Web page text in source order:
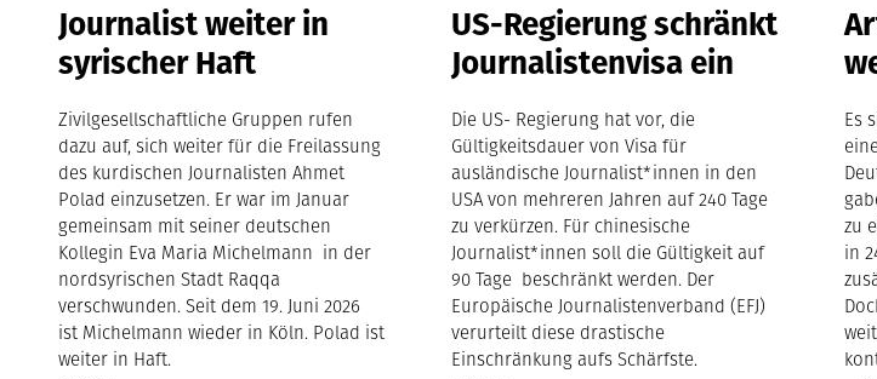
Journalist weiter in
syrischer Haft
Zivilgesellschaftliche Gruppen rufen
dazu auf, sich weiter für die Freilassung
des kurdischen Journalisten Ahmet
Polad einzusetzen. Er war im Januar
gemeinsam mit seiner deutschen
Kollegin Eva Maria Michelmann in der
nordsyrischen Stadt Raqqa
verschwunden. Seit dem 19. Juni 2026
ist Michelmann wieder in Köln. Polad ist
weiter in Haft.
US-Regierung schränkt
Journalistenvisa ein
Die US- Regierung hat vor, die
Gültigkeitsdauer von Visa für
ausländische Journalist*innen in den
USA von mehreren Jahren auf 240 Tage
zu verkürzen. Für chinesische
Journalist*innen soll die Gültigkeit auf
90 Tage beschränkt werden. Der
Europäische Journalistenverband (EFJ)
verurteilt diese drastische
Einschränkung aufs Schärfste.
Es
zu
in